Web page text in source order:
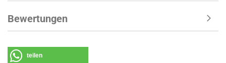
Bewertungen
teilen